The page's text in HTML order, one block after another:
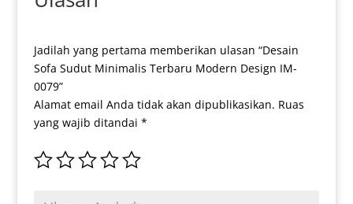
Jadilah yang pertama memberikan ulasan “Desain
Sofa Sudut Minimalis Terbaru Modern Design IM-
0079”
Alamat email Anda tidak akan dipublikasikan. Ruas
yang wajib ditandai *